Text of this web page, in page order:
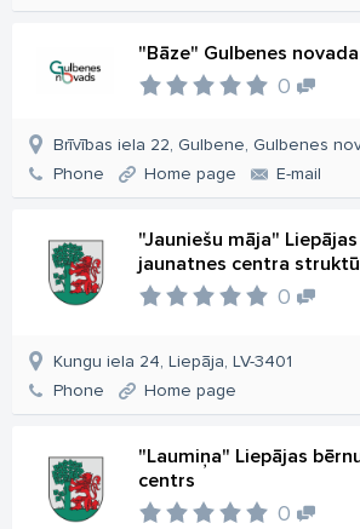
"Bāze" Gulbenes
0
Brīvības iela 22, Gulbene, Gulbenes
Phone
Home page E-mail
"Jauniešu māja"
jaunatnes centra
0
Kungu iela 24, Liepāja, LV-3401
Phone
Home page
"Laumiņa" Liepājas
centrs
0